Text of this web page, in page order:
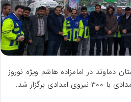
دماوند در امامزاده هاشم ویژه نوروز